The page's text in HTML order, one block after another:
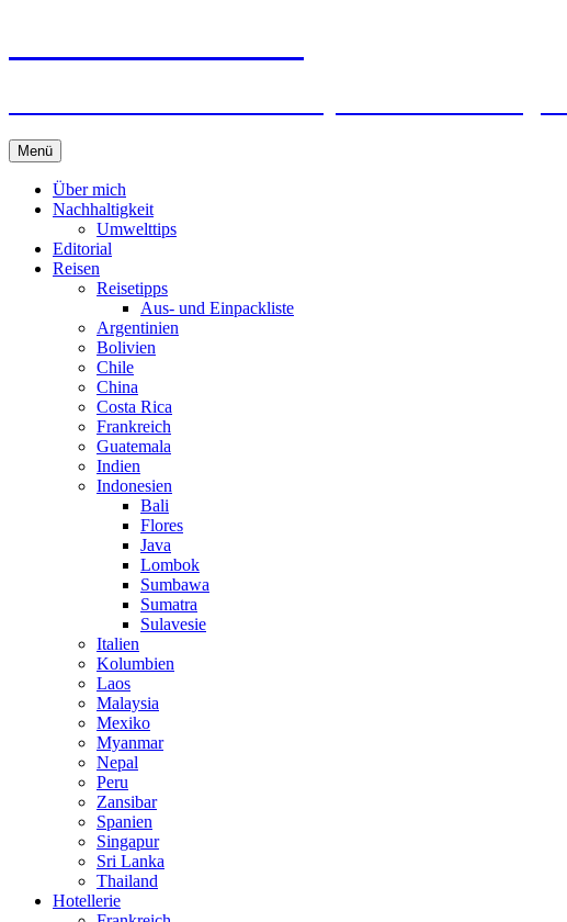
Menü Springe
zum
Inhalt
Über mich
Nachhaltigkeit
Umwelttips
Editorial
Reisen
Reisetipps
Aus- und Einpackliste
Argentinien
Bolivien
Chile
China
Costa Rica
Frankreich
Guatemala
Indien
Indonesien
Bali
Flores
Java
Lombok
Sumbawa
Sumatra
Sulavesie
Italien
Kolumbien
Laos
Malaysia
Mexiko
Myanmar
Nepal
Peru
Zansibar
Spanien
Singapur
Sri Lanka
Thailand
Hotellerie